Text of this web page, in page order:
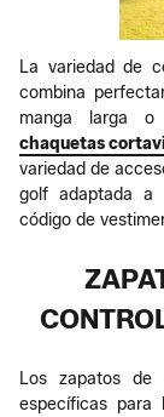
La variedad de
combina
manga larga
chaquetas
variedad de
golf adaptada a
código de
Los zapatos de
específicas para